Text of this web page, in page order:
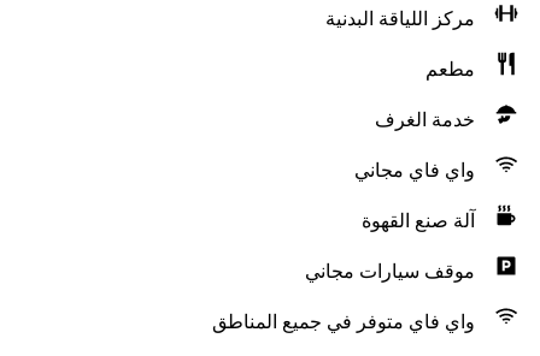
مركز اللياقة البدنية
مطعم
خدمة الغرف
واي فاي مجاني
آلة صنع القهوة
موقف سيارات مجاني
واي فاي متوفر في جميع المناطق